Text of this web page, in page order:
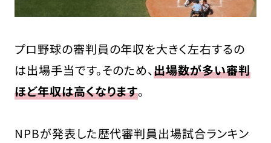
プロ野球の審判員の年収を大きく左右するの
は出場手当です。そのため、出場数が多い審判
ほど年収は高くなります。
NPBが発表した歴代審判員出場試合ランキン